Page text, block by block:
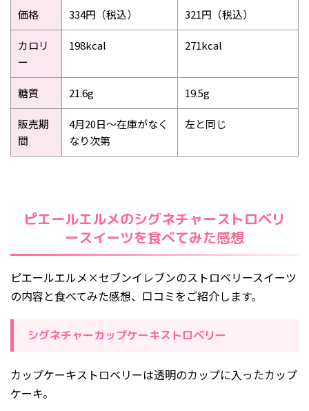
価格 334円（税込） 321円（税込）
カロリ
ー
198kcal 271kcal
糖質 21.6g 19.5g
販売期
間
4月20日〜在庫がなく
なり次第
左と同じ
ピエールエルメのシグネチャーストロベリ
ースイーツを食べてみた感想
ピエールエルメ×セブンイレブンのストロベリースイーツ
の内容と食べてみた感想、口コミをご紹介します。
シグネチャーカップケーキストロベリー
カップケーキストロベリーは透明のカップに入ったカップ
ケーキ。